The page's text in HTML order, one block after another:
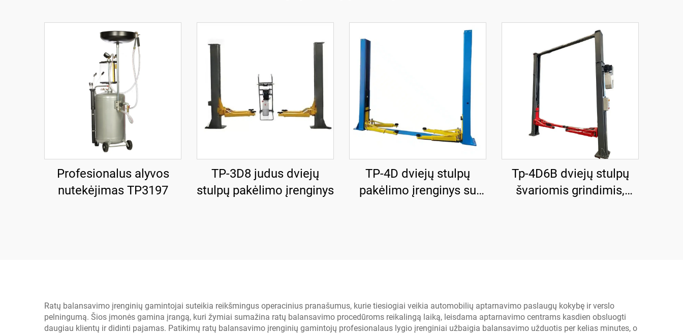
Profesionalus alyvos
nutekėjimas TP3197
TP-3D8 judus dviejų
stulpų pakėlimo įrenginys
TP-4D dviejų stulpų
pakėlimo įrenginys su
Tp-4D6B dviejų stulpų
švariomis grindimis,
Ratų balansavimo įrenginių gamintojai suteikia reikšmingus operacinius pranašumus, kurie tiesiogiai veikia automobilių aptarnavimo paslaugų kokybę ir verslo
pelningumą. Šios įmonės gamina įrangą, kuri žymiai sumažina ratų balansavimo procedūroms reikalingą laiką, leisdama aptarnavimo centrams kasdien obsluogti
daugiau klientų ir didinti pajamas. Patikimų ratų balansavimo įrenginių gamintojų profesionalaus lygio įrenginiai užbaigia balansavimo užduotis per kelias minutes, o